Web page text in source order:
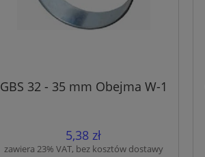
GBS 32 - 35 mm Obejma W-1
5,38 zł
zawiera 23% VAT, bez kosztów dostawy